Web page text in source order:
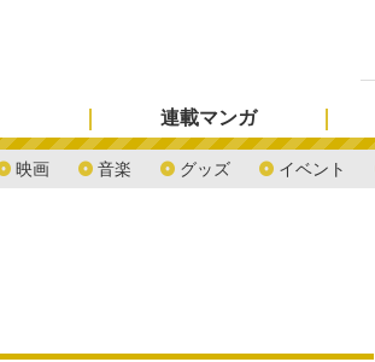
映画 音楽 グッズ イベント
連載マンガ